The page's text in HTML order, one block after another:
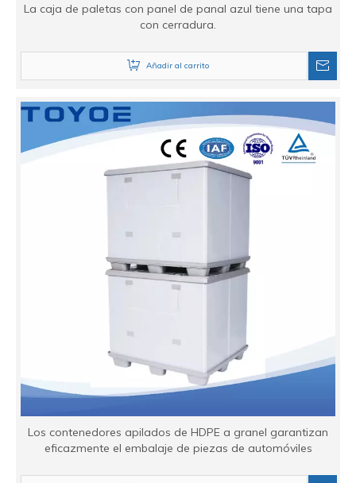
La caja de paletas con panel de panal azul tiene una tapa
con cerradura.
Añadir al carrito
Los contenedores apilados de HDPE a granel garantizan
eficazmente el embalaje de piezas de automóviles